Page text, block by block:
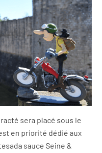
sera placé sous le
en priorité dédié aux
sauce Seine &